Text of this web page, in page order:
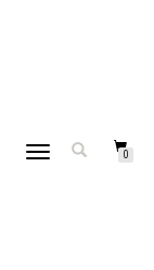
DÉPLIER
0